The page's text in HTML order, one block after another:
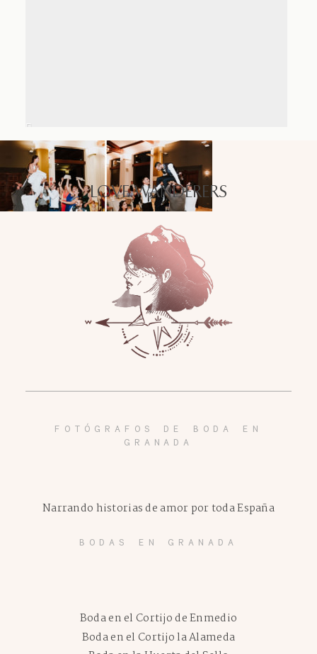
LOVE WANDERERS
FOTÓGRAFOS DE BODA EN
GRANADA
BODAS EN GRANADA
Boda en el Cortijo de Enmedio
Narrando historias de amor por toda España
Boda en el Cortijo la Alameda